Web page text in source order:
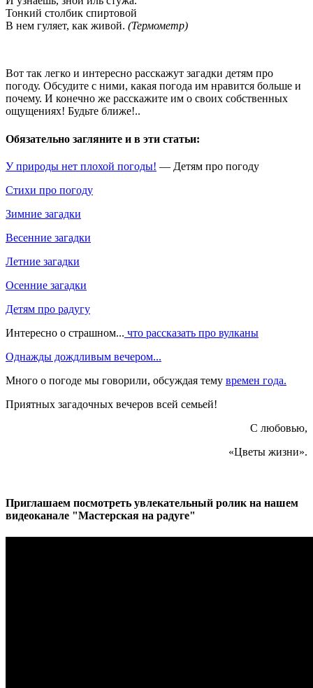
Тонкий столбик спиртовой
В нем гуляет, как живой. (Термометр)
Вот так легко и интересно расскажут загадки детям про
погоду. Обсудите с ними, какая погода им нравится больше и
почему. И конечно же расскажите им о своих собственных
ощущениях! Будьте ближе!..
Обязательно загляните и в эти статьи:
У природы нет плохой погоды! — Детям про погоду
Стихи про погоду
Зимние загадки
Весенние загадки
Летние загадки
Осенние загадки
Детям про радугу
Интересно о страшном... что рассказать про вулканы
Однажды дождливым вечером...
Много о погоде мы говорили, обсуждая тему времен года.
Приятных загадочных вечеров всей семьей!
С любовью,
«Цветы жизни».
Приглашаем посмотреть увлекательный ролик на нашем
видеоканале "Мастерская на радуге"